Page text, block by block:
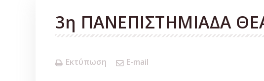
3η ΠΑΝΕΠΙΣΤΗΜΙΑΔΑ
Εκτύπωση E-mail